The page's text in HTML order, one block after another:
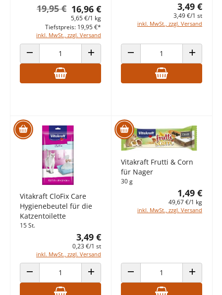
16,96 €
19,95 €
5,65 €/1 kg
inkl. MwSt., zzgl. Versand
Tiefstpreis: 19,95 €*
ANZAHL VERRINGERN ANZAHL ERHÖHEN
3,49 €
3,49 €/1 st
inkl. MwSt., zzgl. Versand
ANZAHL VERRINGERN ANZAHL
Vitakraft CloFix Care
Hygienebeutel für die
Katzentoilette
15 St.
3,49 €
0,23 €/1 st
inkl. MwSt., zzgl. Versand
ANZAHL VERRINGERN ANZAHL ERHÖHEN
Vitakraft Frutti & Corn
für Nager
30 g
1,49 €
49,67 €/1 kg
inkl. MwSt., zzgl. Versand
ANZAHL VERRINGERN ANZAHL